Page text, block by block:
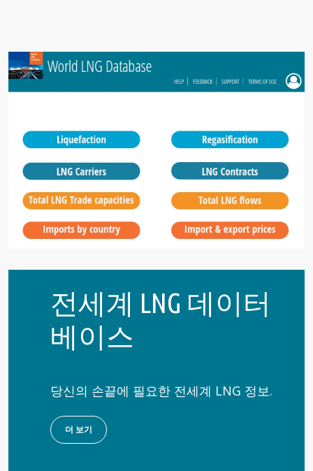
전세계 LNG 데이터
베이스
당신의 손끝에 필요한 전세계 LNG 정보.
더 보기